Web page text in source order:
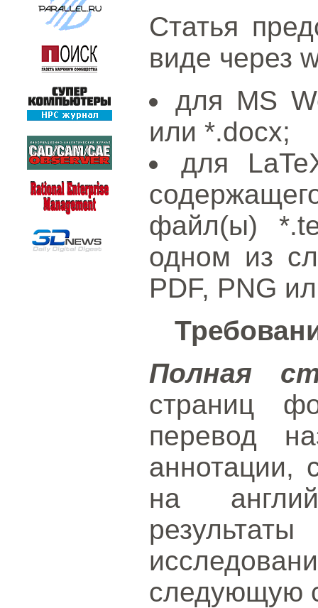
Статья
виде через
для MS
или *.docx;
для
файл(ы)
одном из
PDF, PNG
Полная
страниц
перевод
аннотации,
на
следующую